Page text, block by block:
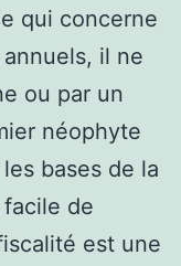
qui concerne
il ne
ou par un
néophyte
bases de la
de
est une